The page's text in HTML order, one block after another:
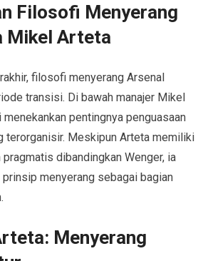
Filosofi Menyerang
Mikel Arteta
filosofi menyerang Arsenal
transisi. Di bawah manajer Mikel
pentingnya penguasaan
terorganisir. Meskipun Arteta memiliki
dibandingkan Wenger, ia
menyerang sebagai bagian
Menyerang